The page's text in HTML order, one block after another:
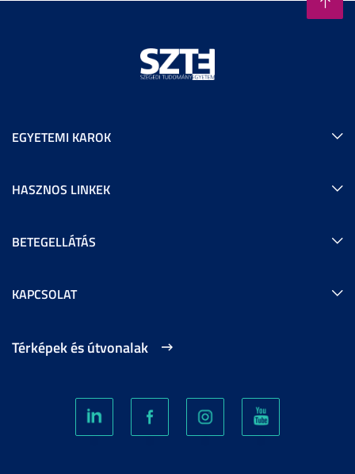
EGYETEMI KAROK
HASZNOS LINKEK
BETEGELLÁTÁS
KAPCSOLAT
Térképek és útvonalak